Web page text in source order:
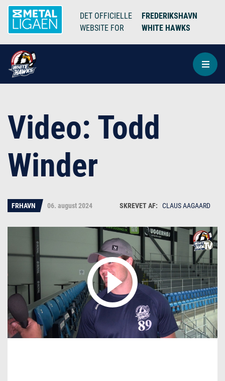
DET OFFICIELLE
WEBSITE FOR
FREDERIKSHAVN
WHITE HAWKS
Video: Todd
Winder
FRHAVN 06. august 2024 CLAUS AAGAARD